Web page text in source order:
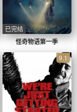
怪奇物语第一季
已完结
9.1